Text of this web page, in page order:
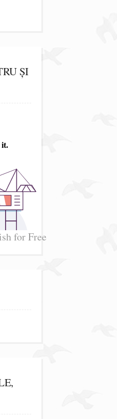
ȘI
for Free